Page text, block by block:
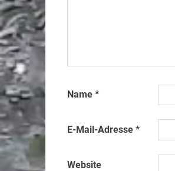
Name *
E-Mail-Adresse *
Website